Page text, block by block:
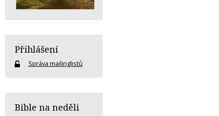
Přihlášení
Správa mailinglistů
Bible na neděli